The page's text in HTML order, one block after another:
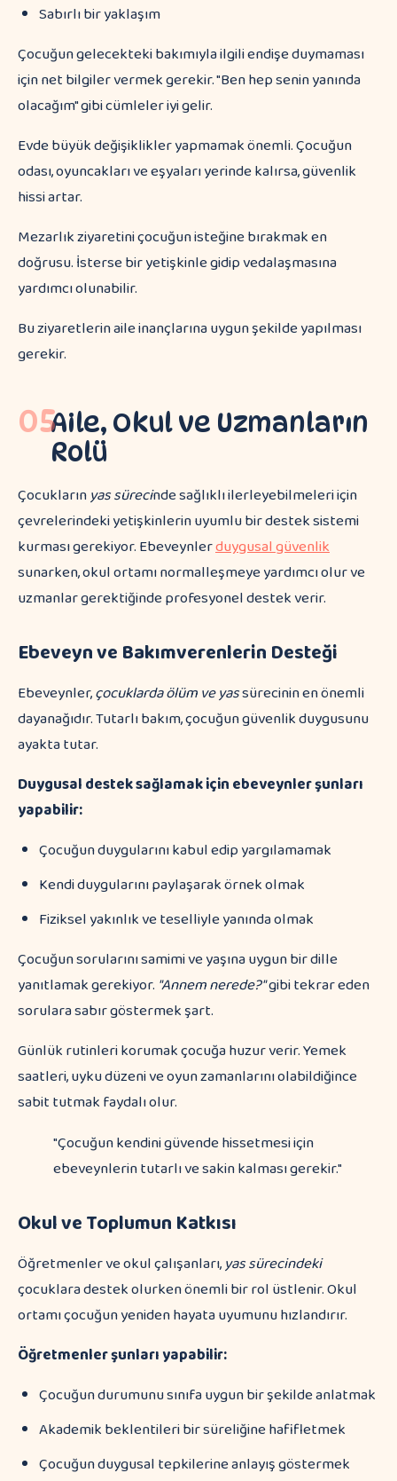
Sabırlı bir yaklaşım
Çocuğun gelecekteki bakımıyla ilgili endişe duymaması
için net bilgiler vermek gerekir. "Ben hep senin yanında
olacağım" gibi cümleler iyi gelir.
Evde büyük değişiklikler yapmamak önemli. Çocuğun
odası, oyuncakları ve eşyaları yerinde kalırsa, güvenlik
hissi artar.
Mezarlık ziyaretini çocuğun isteğine bırakmak en
doğrusu. İsterse bir yetişkinle gidip vedalaşmasına
yardımcı olunabilir.
Bu ziyaretlerin aile inançlarına uygun şekilde yapılması
gerekir.
05Aile, Okul ve Uzmanların
Rolü
Çocuklarınyas sürecinde sağlıklı ilerleyebilmeleri için
çevrelerindeki yetişkinlerin uyumlu bir destek sistemi
kurması gerekiyor. Ebeveynlerduygusal güvenlik
sunarken, okul ortamı normalleşmeye yardımcı olur ve
uzmanlar gerektiğinde profesyonel destek verir.
Ebeveyn ve Bakımverenlerin Desteği
Ebeveynler,çocuklarda ölüm ve yassürecinin en önemli
dayanağıdır. Tutarlı bakım, çocuğun güvenlik duygusunu
ayakta tutar.
Duygusal destek sağlamak için ebeveynler şunları
yapabilir:
Çocuğun duygularını kabul edip yargılamamak
Kendi duygularını paylaşarak örnek olmak
Fiziksel yakınlık ve teselliyle yanında olmak
Çocuğun sorularını samimi ve yaşına uygun bir dille
yanıtlamak gerekiyor. "Annem nerede?"gibi tekrar eden
sorulara sabır göstermek şart.
Günlük rutinleri korumak çocuğa huzur verir. Yemek
saatleri, uyku düzeni ve oyun zamanlarını olabildiğince
sabit tutmak faydalı olur.
"Çocuğun kendini güvende hissetmesi için
ebeveynlerin tutarlı ve sakin kalması gerekir."
Okul ve Toplumun Katkısı
Öğretmenler ve okul çalışanları,yas sürecindeki
çocuklara destek olurken önemli bir rol üstlenir. Okul
ortamı çocuğun yeniden hayata uyumunu hızlandırır.
Öğretmenler şunları yapabilir:
Çocuğun durumunu sınıfa uygun bir şekilde anlatmak
Akademik beklentileri bir süreliğine hafifletmek
Çocuğun duygusal tepkilerine anlayış göstermek